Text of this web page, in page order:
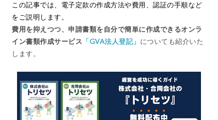
この記事では、電子定款の作成方法や費用、認証の手順など
をご説明します。
費用を抑えつつ、申請書類を自分で簡単に作成できるオンラ
イン書類作成サービス 「GVA法人登記」 についても紹介いた
します。